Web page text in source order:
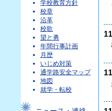
学校教育方針
校章
沿革
校歌
望と勇
年間行事計画
月歴
いじめ対策
通学路安全マップ
地図
就学・転校